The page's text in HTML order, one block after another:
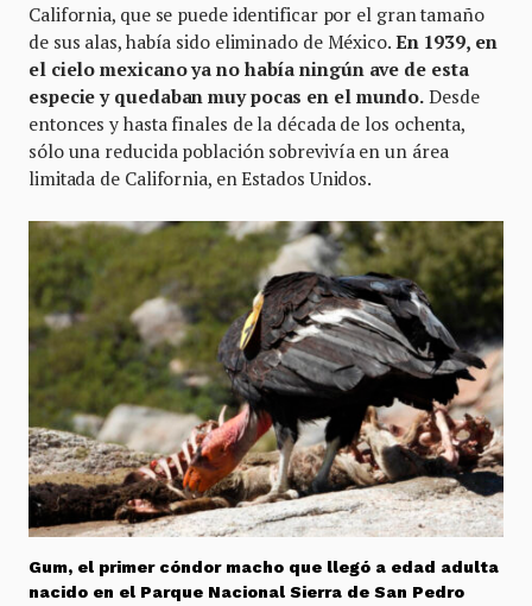
California, que se puede identificar por el gran tamaño
de sus alas, había sido eliminado de México. En 1939, en
el cielo mexicano ya no había ningún ave de esta
especie y quedaban muy pocas en el mundo. Desde
entonces y hasta finales de la década de los ochenta,
sólo una reducida población sobrevivía en un área
limitada de California, en Estados Unidos.
Gum, el primer cóndor macho que llegó a edad adulta
nacido en el Parque Nacional Sierra de San Pedro